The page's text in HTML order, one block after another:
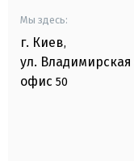
Мы здесь:
г. Киев,
ул. Владимирская
офис 50